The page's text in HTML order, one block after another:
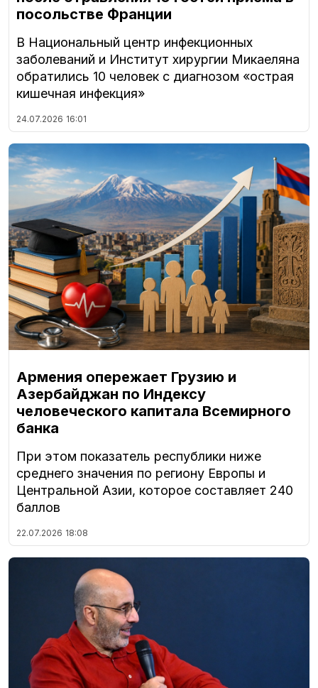
посольстве Франции
В Национальный центр инфекционных
заболеваний и Институт хирургии Микаеляна
обратились 10 человек с диагнозом «острая
кишечная инфекция»
24.07.2026 16:01
Армения опережает Грузию и
Азербайджан по Индексу
человеческого капитала Всемирного
банка
При этом показатель республики ниже
среднего значения по региону Европы и
Центральной Азии, которое составляет 240
баллов
22.07.2026 18:08